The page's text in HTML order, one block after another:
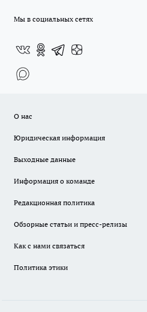
Мы в социальных сетях
О нас
Юридическая информация
Выходные данные
Информация о команде
Редакционная политика
Обзорные статьи и пресс-релизы
Как с нами связаться
Политика этики